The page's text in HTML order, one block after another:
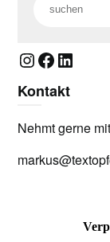
Instagram
Facebook
Kontakt
Nehmt gerne